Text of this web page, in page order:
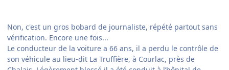
Non, c'est un gros bobard de journaliste, répété partout sans
vérification. Encore une fois...
Le conducteur de la voiture a 66 ans, il a perdu le contrôle de
son véhicule au lieu-dit La Truffière, à Courlac, près de